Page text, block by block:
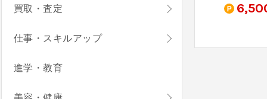
3,000 5,600
買取・査定
仕事・スキルアップ
進学・教育